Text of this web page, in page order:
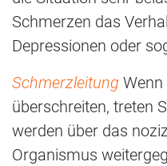
Schmerzen das
Depressionen oder
Schmerzleitung Wenn
überschreiten, treten
werden über das
Organismus